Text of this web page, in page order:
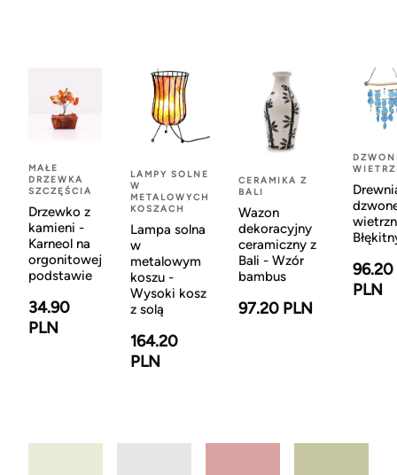
MAŁE
DRZEWKA
SZCZĘŚCIA
Drzewko z
kamieni -
Karneol na
orgonitowej
podstawie
34.90
PLN
LAMPY SOLNE
W
METALOWYCH
KOSZACH
Lampa solna
w
metalowym
koszu -
Wysoki kosz
z solą
164.20
PLN
CERAMIKA Z
BALI
Wazon
dekoracyjny
ceramiczny z
Bali - Wzór
bambus
97.20 PLN
96.20
PLN